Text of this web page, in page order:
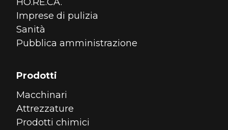
Imprese di pulizia
Sanità
Pubblica amministrazione
Prodotti
Macchinari
Attrezzature
Prodotti chimici